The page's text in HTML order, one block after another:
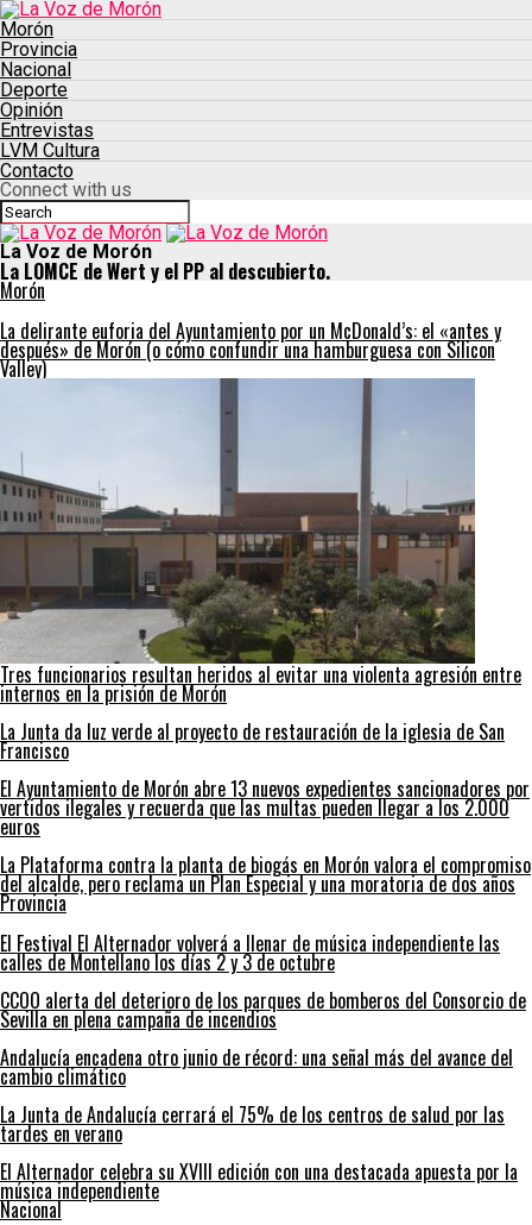
Morón
Provincia
Nacional
Deporte
Opinión
Entrevistas
LVM Cultura
Contacto
Connect with us
La Voz de Morón
La LOMCE de Wert y el PP al descubierto.
Morón
La delirante euforia del Ayuntamiento por un McDonald’s: el «antes y
después» de Morón (o cómo confundir una hamburguesa con Silicon
Valley)
Tres funcionarios resultan heridos al evitar una violenta agresión entre
internos en la prisión de Morón
La Junta da luz verde al proyecto de restauración de la iglesia de San
Francisco
El Ayuntamiento de Morón abre 13 nuevos expedientes sancionadores por
vertidos ilegales y recuerda que las multas pueden llegar a los 2.000
euros
La Plataforma contra la planta de biogás en Morón valora el compromiso
del alcalde, pero reclama un Plan Especial y una moratoria de dos años
Provincia
El Festival El Alternador volverá a llenar de música independiente las
calles de Montellano los días 2 y 3 de octubre
CCOO alerta del deterioro de los parques de bomberos del Consorcio de
Sevilla en plena campaña de incendios
Andalucía encadena otro junio de récord: una señal más del avance del
cambio climático
La Junta de Andalucía cerrará el 75% de los centros de salud por las
tardes en verano
El Alternador celebra su XVIII edición con una destacada apuesta por la
música independiente
Nacional